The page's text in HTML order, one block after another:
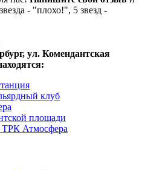
- "плохо!", 5 звезд -
ул. Комендантская
клуб
площади
Атмосфера